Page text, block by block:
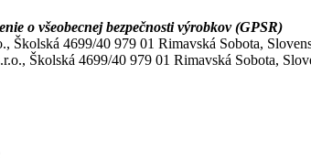
o všeobecnej bezpečnosti výrobkov (GPSR)
Školská 4699/40 979 01 Rimavská Sobota,
Školská 4699/40 979 01 Rimavská Sobota,